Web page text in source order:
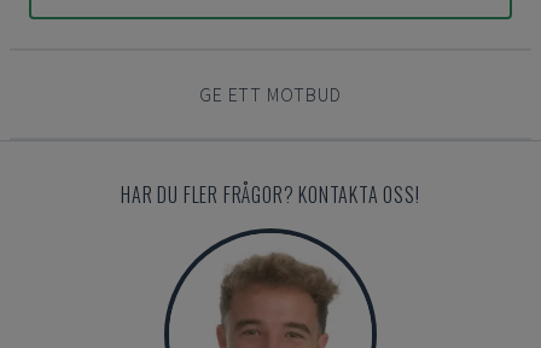
GE ETT MOTBUD
HAR DU FLER FRÅGOR? KONTAKTA OSS!